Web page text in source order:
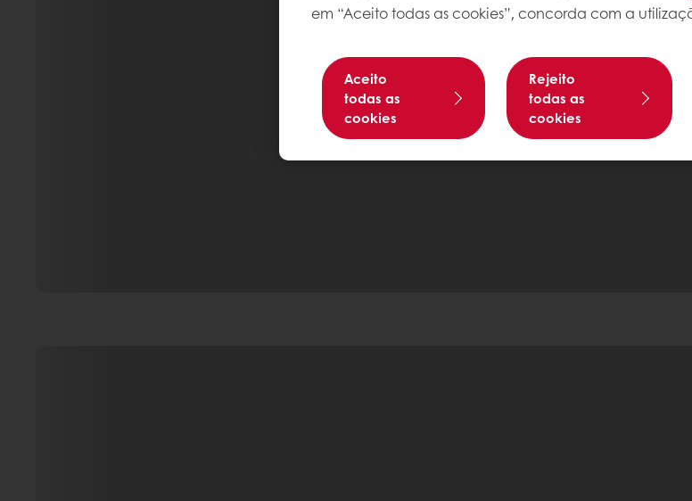
em “Aceito todas as cookies”, concorda com a
Aceito
todas as
cookies
Rejeito
todas as
cookies